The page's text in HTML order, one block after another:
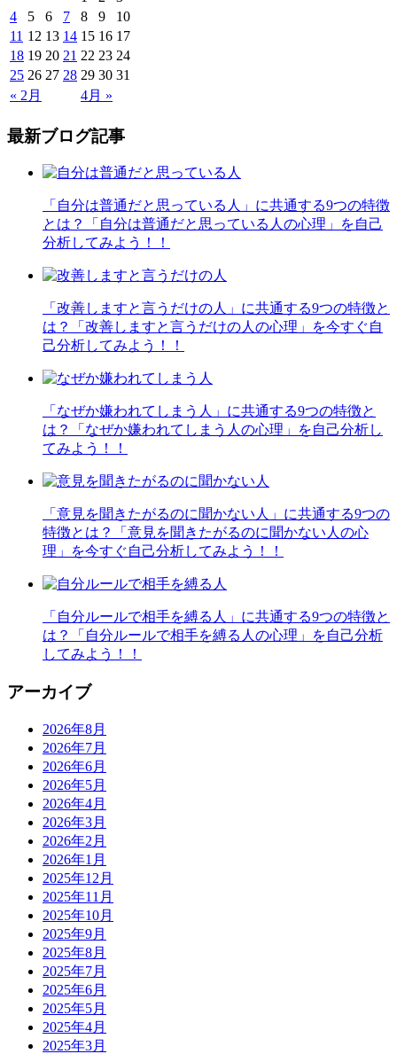
« 2月 4月 »
4
5 6 7 8 9
10
11 12 13 14 15 16 17
18 19 20 21 22 23 24
25 26 27 28 29 30 31
最新ブログ記事
「自分は普通だと思っている人」に共通する9つの特徴
とは？「自分は普通だと思っている人の心理」を自己
分析してみよう！！
「改善しますと言うだけの人」に共通する9つの特徴と
は？「改善しますと言うだけの人の心理」を今すぐ自
己分析してみよう！！
「なぜか嫌われてしまう人」に共通する9つの特徴と
は？「なぜか嫌われてしまう人の心理」を自己分析し
てみよう！！
「意見を聞きたがるのに聞かない人」に共通する9つの
特徴とは？「意見を聞きたがるのに聞かない人の心
理」を今すぐ自己分析してみよう！！
「自分ルールで相手を縛る人」に共通する9つの特徴と
は？「自分ルールで相手を縛る人の心理」を自己分析
してみよう！！
アーカイブ
2026年8月
2026年7月
2026年6月
2026年5月
2026年4月
2026年3月
2026年2月
2026年1月
2025年12月
2025年11月
2025年10月
2025年9月
2025年8月
2025年7月
2025年6月
2025年5月
2025年4月
2025年3月